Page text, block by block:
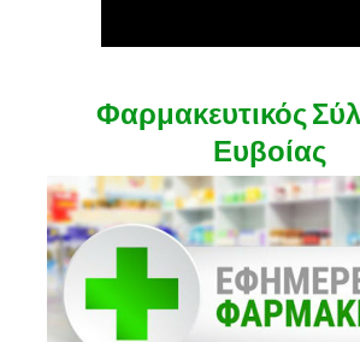
Φαρμακευτικός
Ευβοίας